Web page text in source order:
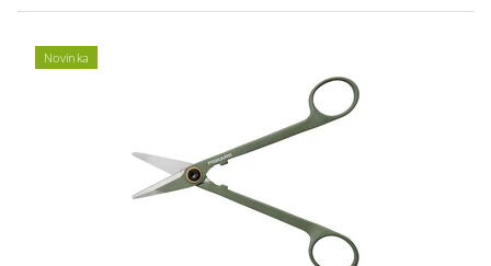
Novinka